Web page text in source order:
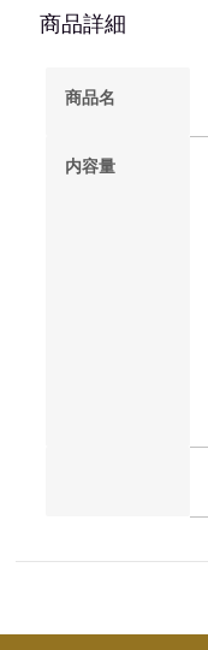
商品詳細
商品名
内容量